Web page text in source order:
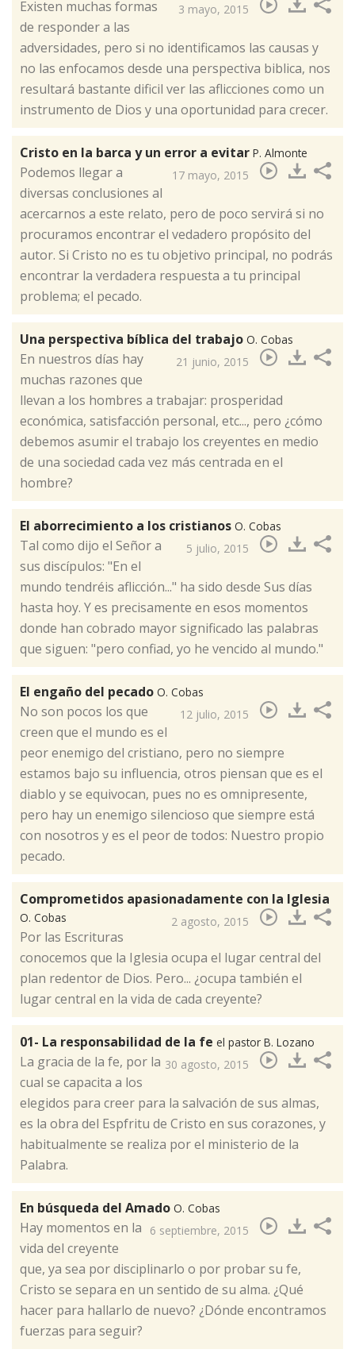
3 mayo, 2015
​Existen muchas formas
de responder a las
adversidades, pero si no identificamos las causas y
no las enfocamos desde una perspectiva biblica, nos
resultará bastante dificil ver las aflicciones como un
instrumento de Dios y una oportunidad para crecer.
Cristo en la barca y un error a evitar P. Almonte
17 mayo, 2015
​Podemos llegar a
diversas conclusiones al
acercarnos a este relato, pero de poco servirá si no
procuramos encontrar el vedadero propósito del
autor. Si Cristo no es tu objetivo principal, no podrás
encontrar la verdadera respuesta a tu principal
problema; el pecado.
Una perspectiva bíblica del trabajo O. Cobas
21 junio, 2015
​En nuestros días hay
muchas razones que
llevan a los hombres a trabajar: prosperidad
económica, satisfacción personal, etc..., pero ¿cómo
debemos asumir el trabajo los creyentes en medio
de una sociedad cada vez más centrada en el
hombre?
El aborrecimiento a los cristianos O. Cobas
5 julio, 2015
​Tal como dijo el Señor a
sus discípulos: "En el
mundo tendréis aflicción..." ha sido desde Sus días
hasta hoy. Y es precisamente en esos momentos
donde han cobrado mayor significado las palabras
que siguen: "pero confiad, yo he vencido al mundo."
El engaño del pecado O. Cobas
12 julio, 2015
​No son pocos los que
creen que el mundo es el
peor enemigo del cristiano, pero no siempre
estamos bajo su influencia, otros piensan que es el
diablo y se equivocan, pues no es omnipresente,
pero hay un enemigo silencioso que siempre está
con nosotros y es el peor de todos: Nuestro propio
pecado.
Comprometidos apasionadamente con la Iglesia
O. Cobas 2 agosto, 2015
​Por las Escrituras
conocemos que la Iglesia ocupa el lugar central del
plan redentor de Dios. Pero... ¿ocupa también el
lugar central en la vida de cada creyente?
01- La responsabilidad de la fe el pastor B. Lozano
30 agosto, 2015
​La gracia de la fe, por la
cual se capacita a los
elegidos para creer para la salvación de sus almas,
es la obra del Espfritu de Cristo en sus corazones, y
habitualmente se realiza por el ministerio de la
Palabra.
En búsqueda del Amado O. Cobas
6 septiembre, 2015
Hay momentos en la
vida del creyente
que, ya sea por disciplinarlo o por probar su fe,
Cristo se separa en un sentido de su alma. ¿Qué
hacer para hallarlo de nuevo? ¿Dónde encontramos
fuerzas para seguir?